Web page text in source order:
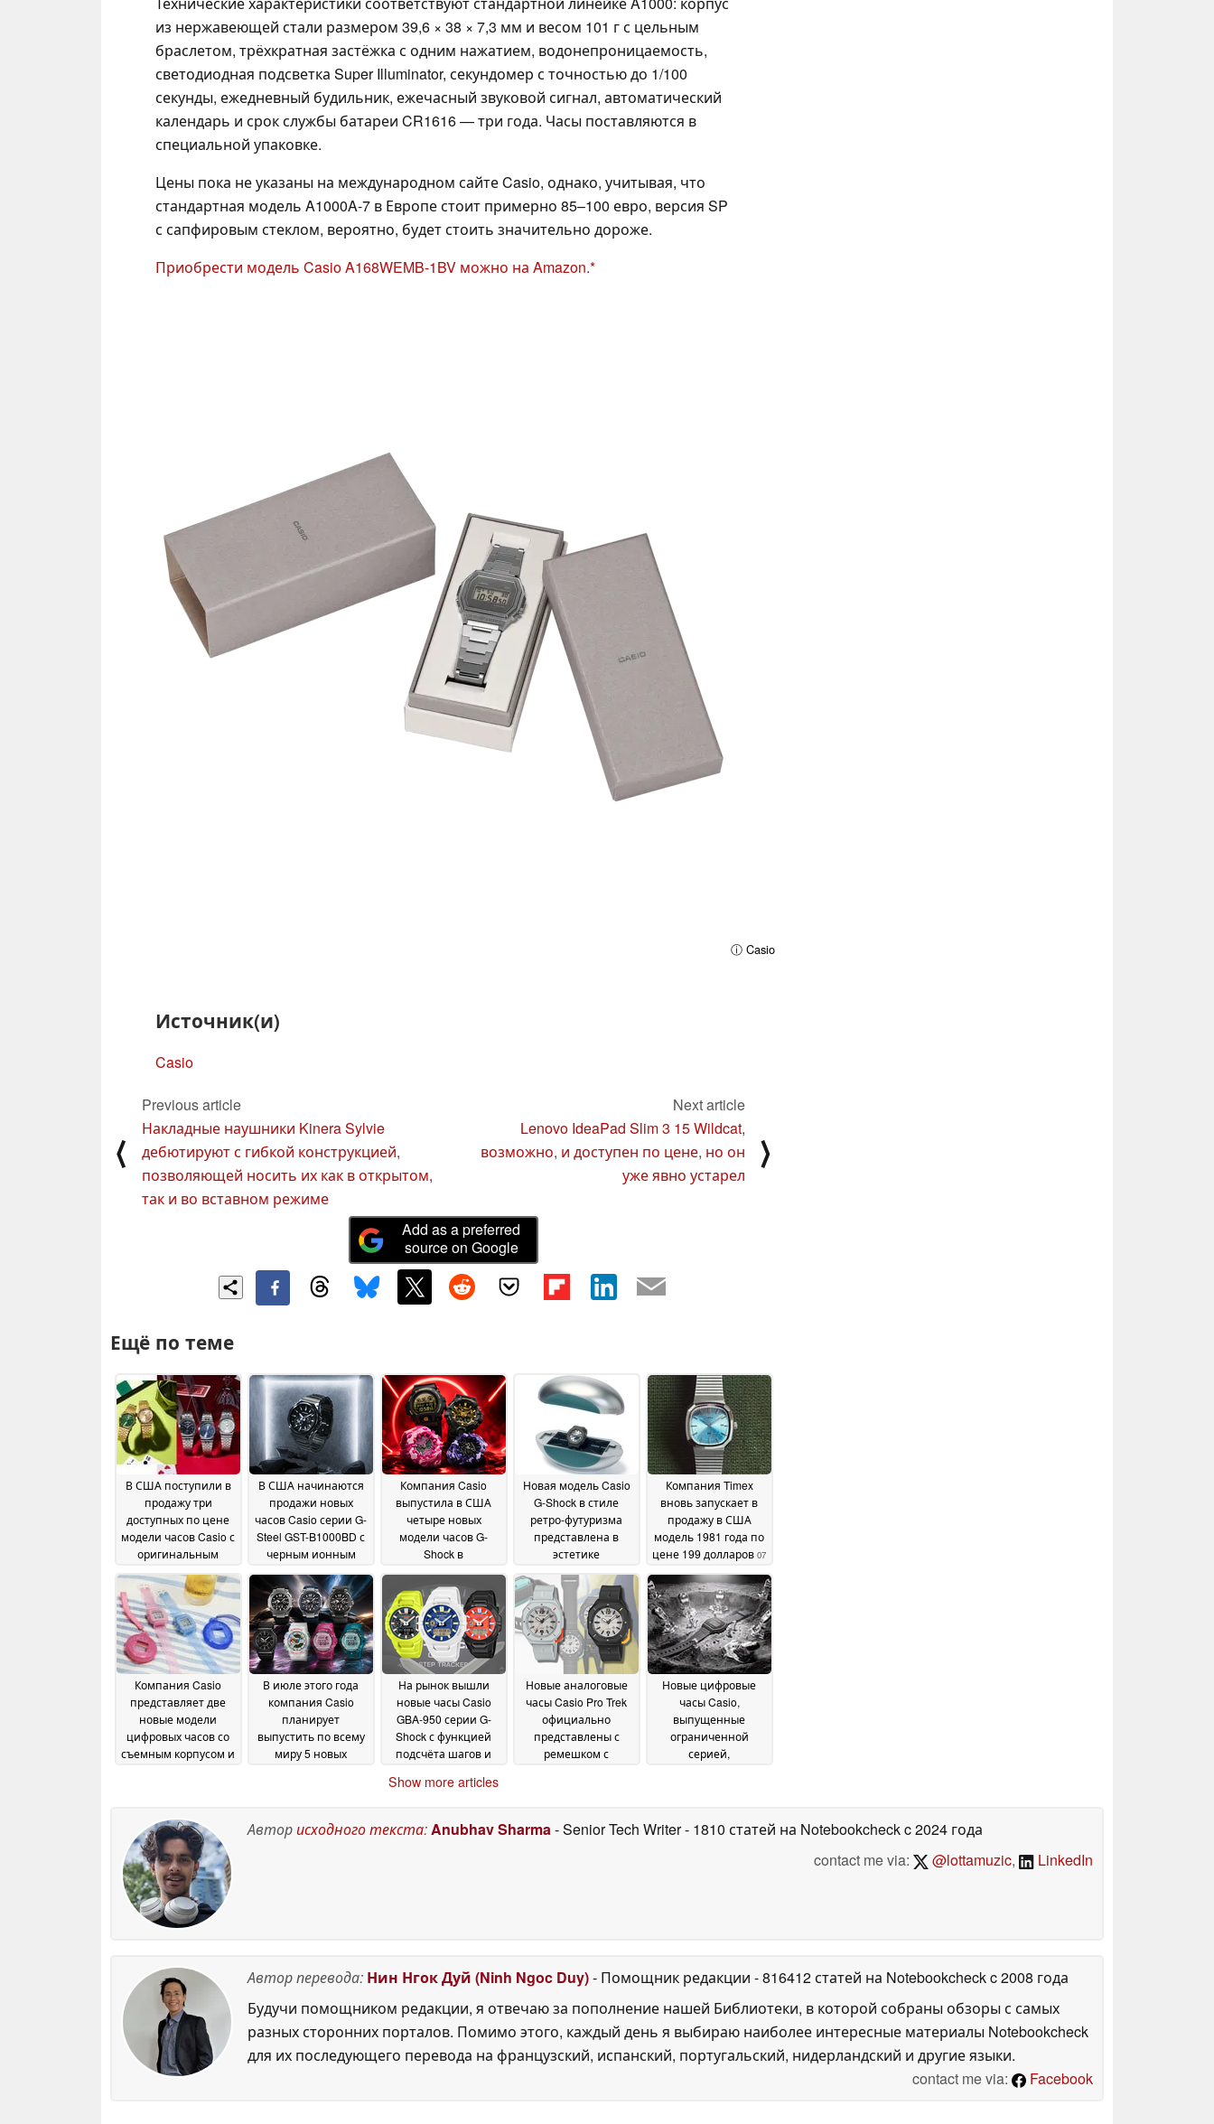
из нержавеющей стали размером 39,6 × 38 × 7,3 мм и весом 101 г с цельным
браслетом, трёхкратная застёжка с одним нажатием, водонепроницаемость,
светодиодная подсветка Super Illuminator, секундомер с точностью до 1/100
секунды, ежедневный будильник, ежечасный звуковой сигнал, автоматический
календарь и срок службы батареи CR1616 — три года. Часы поставляются в
специальной упаковке.
Цены пока не указаны на международном сайте Casio, однако, учитывая, что
стандартная модель A1000A-7 в Европе стоит примерно 85–100 евро, версия SP
с сапфировым стеклом, вероятно, будет стоить значительно дороже.
Приобрести модель Casio A168WEMB-1BV можно на Amazon.
ⓘ Casio
Источник(и)
Casio
⟨
Previous article
Накладные наушники Kinera Sylvie
дебютируют с гибкой конструкцией,
позволяющей носить их как в открытом,
так и во вставном режиме
Next article
Lenovo IdeaPad Slim 3 15 Wildcat,
возможно, и доступен по цене, но он
уже явно устарел
⟩
Add as a preferred
source on Google
Ещё по теме
В США поступили в
продажу три
доступных по цене
модели часов Casio с
оригинальным
недели в положении
«12 часов»15 July 2026
В США начинаются
продажи новых
часов Casio серии G-
Steel GST-B1000BD с
черным ионным
14 July 2026
Компания Casio
выпустила в США
четыре новых
модели часов G-
Shock в
14 July 2026
Новая модель Casio
G-Shock в стиле
ретро-футуризма
представлена в
эстетике
поставляется в
коллекционном
футляре в виде
«капсулы времени»
12 July 2026
Компания Timex
вновь запускает в
продажу в США
модель 1981 года по
цене 199 долларов 07
July 2026
Компания Casio
представляет две
новые модели
цифровых часов со
съемным корпусом и
В июле этого года
компания Casio
планирует
выпустить по всему
миру 5 новых
На рынок вышли
новые часы Casio
GBA-950 серии G-
Shock с функцией
подсчёта шагов и
приложения Strava02
Новые аналоговые
часы Casio Pro Trek
официально
представлены с
ремешком с
Новые цифровые
часы Casio,
выпущенные
ограниченной
серией,
подставкой из
жидкого металла
Show more articles
Авторисходного текста:Anubhav Sharma- Senior Tech Writer- 1810 статей на Notebookcheckc 2024 года
contact me via:
@lottamuzic, LinkedIn
Автор перевода: Нин Нгок Дуй (Ninh Ngoc Duy)- Помощник редакции - 816412 статей на Notebookcheckc 2008 года
Будучи помощником редакции, я отвечаю за пополнение нашей Библиотеки, в которой собраны обзоры с самых
разных сторонних порталов. Помимо этого, каждый день я выбираю наиболее интересные материалы Notebookcheck
для их последующего перевода на французский, испанский, португальский, нидерландский и другие языки.
contact me via:
Facebook